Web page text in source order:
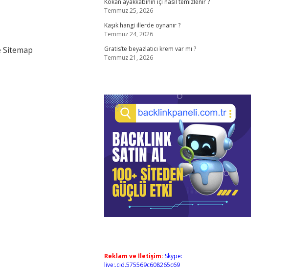
Sitemap
Kokan ayakkabının içi nasıl temizlenir ?
Temmuz 25, 2026
Kaşık hangi illerde oynanır ?
Temmuz 24, 2026
Gratis’te beyazlatıcı krem var mı ?
Temmuz 21, 2026
Reklam ve İletişim: Skype:
live:.cid.575569c608265c69